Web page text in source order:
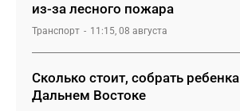
из-за лесного пожара
Транспорт 11:15, 08 августа
Сколько стоит, собрать
Дальнем Востоке